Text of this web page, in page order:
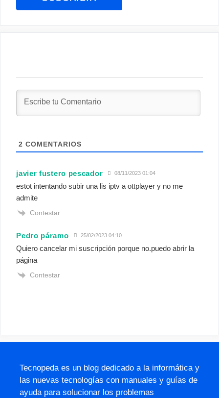
2 COMENTARIOS
javier fustero pescador 08/11/2023 01:04
estot intentando subir una lis iptv a ottplayer y no me
admite
Contestar
Pedro páramo 25/02/2023 04:10
Quiero cancelar mi suscripción porque no.puedo abrir la
página
Contestar
Tecnopeda es un blog dedicado a la informática y
las nuevas tecnologías con manuales y guías de
ayuda para solucionar los problemas